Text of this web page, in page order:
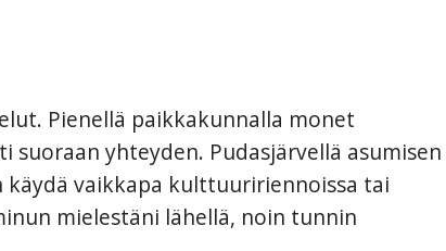
Pienellä paikkakunnalla monet
yhteyden. Pudasjärvellä asumisen
käydä vaikkapa kulttuuririennoissa tai
mielestäni lähellä, noin tunnin